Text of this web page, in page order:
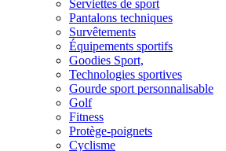
Serviettes de sport
Pantalons techniques
Survêtements
Équipements sportifs
Goodies Sport,
Technologies sportives
Gourde sport personnalisable
Golf
Fitness
Protège-poignets
Cyclisme